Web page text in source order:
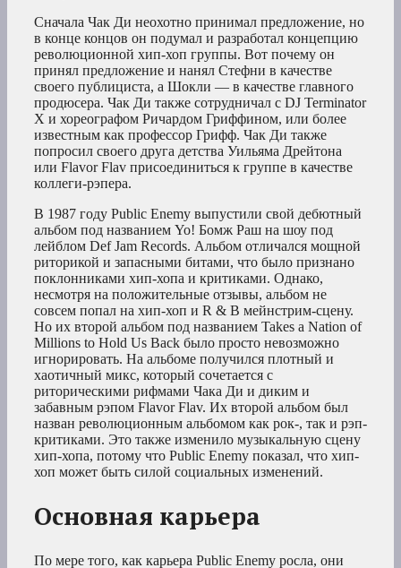
Сначала Чак Ди неохотно принимал предложение, но
в конце концов он подумал и разработал концепцию
революционной хип-хоп группы. Вот почему он
принял предложение и нанял Стефни в качестве
своего публициста, а Шокли — в качестве главного
продюсера. Чак Ди также сотрудничал с DJ Terminator
X и хореографом Ричардом Гриффином, или более
известным как профессор Грифф. Чак Ди также
попросил своего друга детства Уильяма Дрейтона
или Flavor Flav присоединиться к группе в качестве
коллеги-рэпера.
В 1987 году Public Enemy выпустили свой дебютный
альбом под названием Yo! Бомж Раш на шоу под
лейблом Def Jam Records. Альбом отличался мощной
риторикой и запасными битами, что было признано
поклонниками хип-хопа и критиками. Однако,
несмотря на положительные отзывы, альбом не
совсем попал на хип-хоп и R & B мейнстрим-сцену.
Но их второй альбом под названием Takes a Nation of
Millions to Hold Us Back было просто невозможно
игнорировать. На альбоме получился плотный и
хаотичный микс, который сочетается с
риторическими рифмами Чака Ди и диким и
забавным рэпом Flavor Flav. Их второй альбом был
назван революционным альбомом как рок-, так и рэп-
критиками. Это также изменило музыкальную сцену
хип-хопа, потому что Public Enemy показал, что хип-
хоп может быть силой социальных изменений.
Основная карьера
По мере того, как карьера Public Enemy росла, они